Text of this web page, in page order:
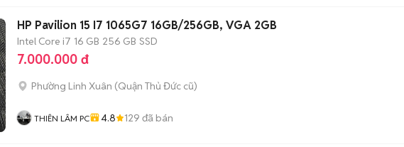
HP Pavilion 15 I7 1065G7 16GB/256GB, VGA 2GB
Intel Core i7 16 GB 256 GB SSD
7.000.000 đ
Phường Linh Xuân (Quận Thủ Đức cũ)
THIÊN LÂM PC 4.8 129 đã bán